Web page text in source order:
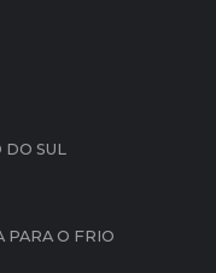
DO SUL
PARA O FRIO